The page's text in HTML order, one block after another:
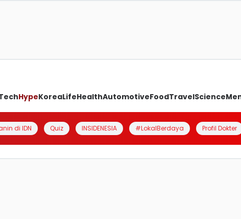
HypeKoreaLifeHealthAutomotiveFoodTravelScience
di IDN Quiz INSIDENESIA #LokalBerdaya Profil Dokter